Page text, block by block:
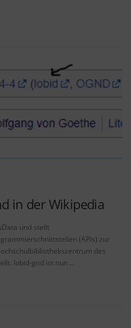
in der Wikipedia
und stellt
(APIs) zur
des
lobid-gnd ist nun …